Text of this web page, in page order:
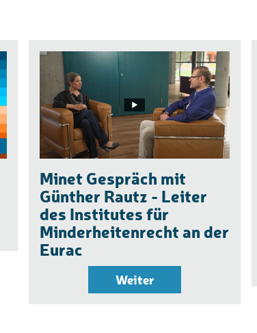
Minet Gespräch mit
Günther Rautz - Leiter
des Institutes für
Minderheitenrecht an der
Eurac
Weiter